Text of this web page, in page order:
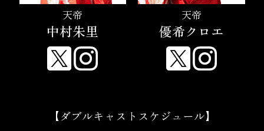
天帝
中村朱里
天帝
優希クロエ
【ダブルキャストスケジュール】